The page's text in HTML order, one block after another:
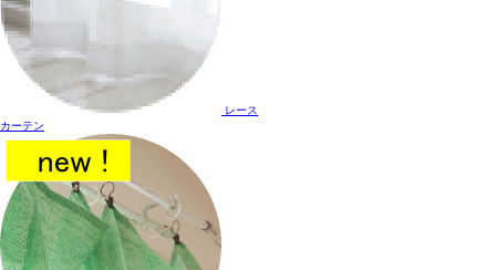
レース
カーテン